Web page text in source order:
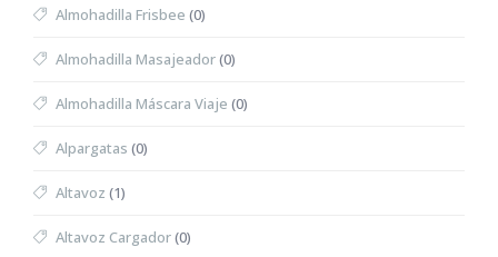
Almohadilla Frisbee (0)
Almohadilla Masajeador(0)
Almohadilla Máscara Viaje (0)
Alpargatas (0)
Altavoz (1)
Altavoz Cargador(0)